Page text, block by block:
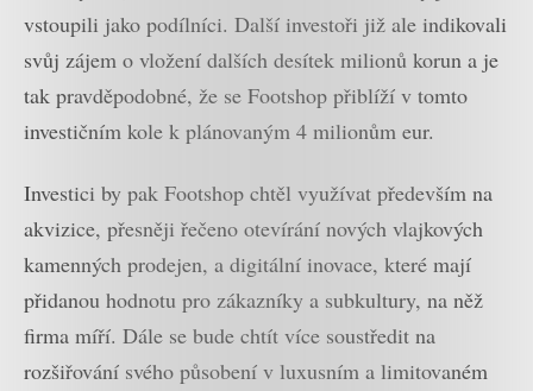
vstoupili jako podílníci. Další investoři již ale indikovali
svůj zájem o vložení dalších desítek milionů korun a je
tak pravděpodobné, že se Footshop přiblíží v tomto
investičním kole k plánovaným 4 milionům eur.
Investici by pak Footshop chtěl využívat především na
akvizice, přesněji řečeno otevírání nových vlajkových
kamenných prodejen, a digitální inovace, které mají
přidanou hodnotu pro zákazníky a subkultury, na něž
firma míří. Dále se bude chtít více soustředit na
rozšiřování svého působení v luxusním a limitovaném